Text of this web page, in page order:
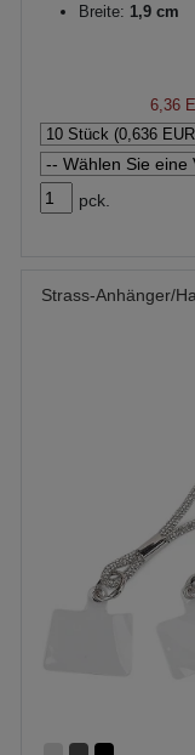
Breite: 1,9 cm
6,36
pck.
Strass-Anhänger/